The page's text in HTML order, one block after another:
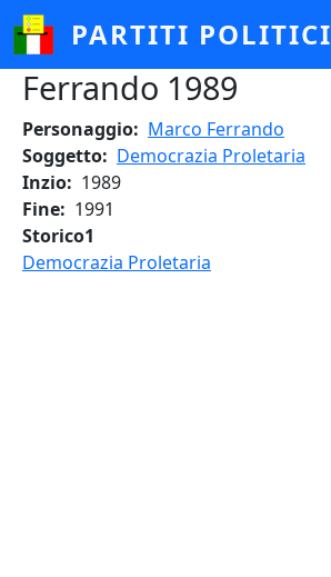
Salta al contenuto principale
PARTITI POLITICI
Ferrando 1989
Personaggio
Marco Ferrando
Soggetto
Democrazia Proletaria
Inzio
1989
Fine
1991
Storico1
Democrazia Proletaria